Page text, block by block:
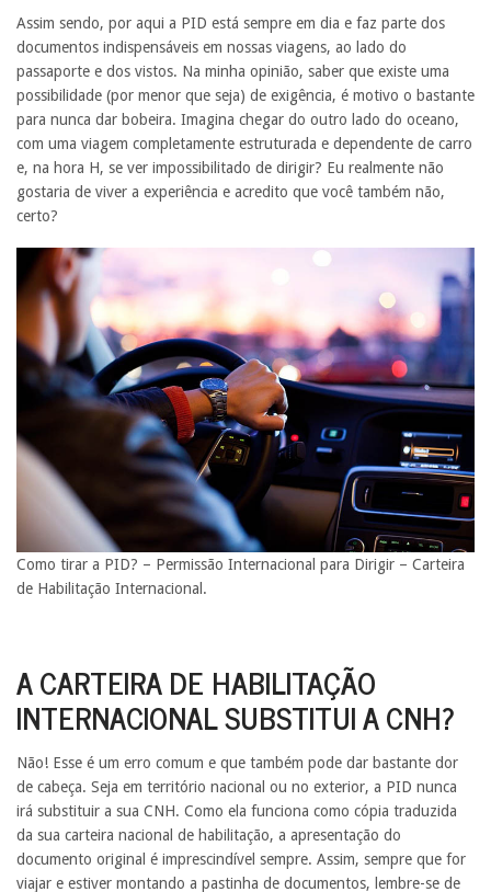
Assim sendo, por aqui a PID está sempre em dia e faz parte dos
documentos indispensáveis em nossas viagens, ao lado do
passaporte e dos vistos. Na minha opinião, saber que existe uma
possibilidade (por menor que seja) de exigência, é motivo o bastante
para nunca dar bobeira. Imagina chegar do outro lado do oceano,
com uma viagem completamente estruturada e dependente de carro
e, na hora H, se ver impossibilitado de dirigir? Eu realmente não
gostaria de viver a experiência e acredito que você também não,
certo?
Como tirar a PID? – Permissão Internacional para Dirigir – Carteira
de Habilitação Internacional.
A CARTEIRA DE HABILITAÇÃO
INTERNACIONAL SUBSTITUI A CNH?
Não! Esse é um erro comum e que também pode dar bastante dor
de cabeça. Seja em território nacional ou no exterior, a PID nunca
irá substituir a sua CNH. Como ela funciona como cópia traduzida
da sua carteira nacional de habilitação, a apresentação do
documento original é imprescindível sempre. Assim, sempre que for
viajar e estiver montando a pastinha de documentos, lembre-se de